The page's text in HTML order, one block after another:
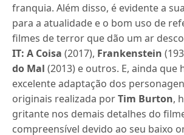
franquia. Além disso, é evidente a
para a atualidade e o bom uso de
filmes de terror que dão um ar
IT:A Coisa (2017), Frankenstein
do Mal (2013) e outros. E, ainda que
excelente adaptação dos
originais realizada porTim Burton,
gritante nos demais detalhes do
compreensível devido ao seu baixo